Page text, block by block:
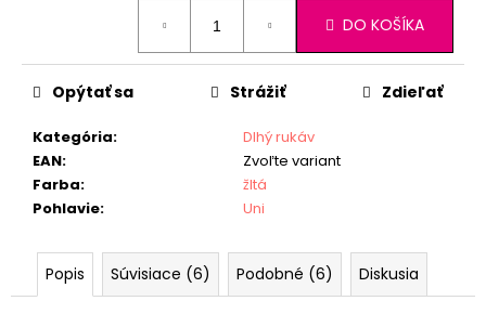
DO KOŠÍKA
Kategória:
Dlhý rukáv
EAN:
Zvoľte variant
Farba:
žltá
Pohlavie: Uni
Opýtať sa Strážiť Zdieľať
Popis Súvisiace (6) Podobné (6) Diskusia